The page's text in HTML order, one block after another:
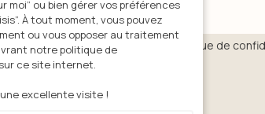
votre adresse email
sur s’inscrire vous acceptez la politique de